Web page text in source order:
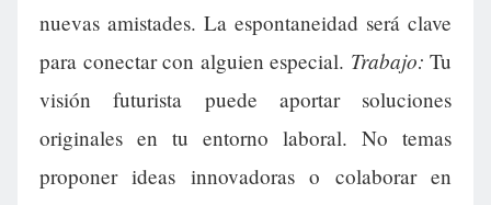
nuevas amistades. La espontaneidad será clave
para conectar con alguien especial. Trabajo: Tu
visión futurista puede aportar soluciones
originales en tu entorno laboral. No temas
proponer ideas innovadoras o colaborar en